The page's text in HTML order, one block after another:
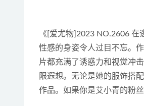
《[爱尤物]2023 NO.2606
性感的身姿令人过目不忘。
片都充满了诱惑力和视觉冲
限遐想。无论是她的服饰搭
作品。如果你是艾小青的粉